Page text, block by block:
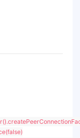
false)